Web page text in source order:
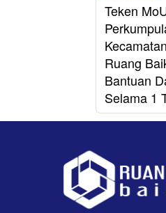
Teken
Ruang
Bantuan
Selama 1